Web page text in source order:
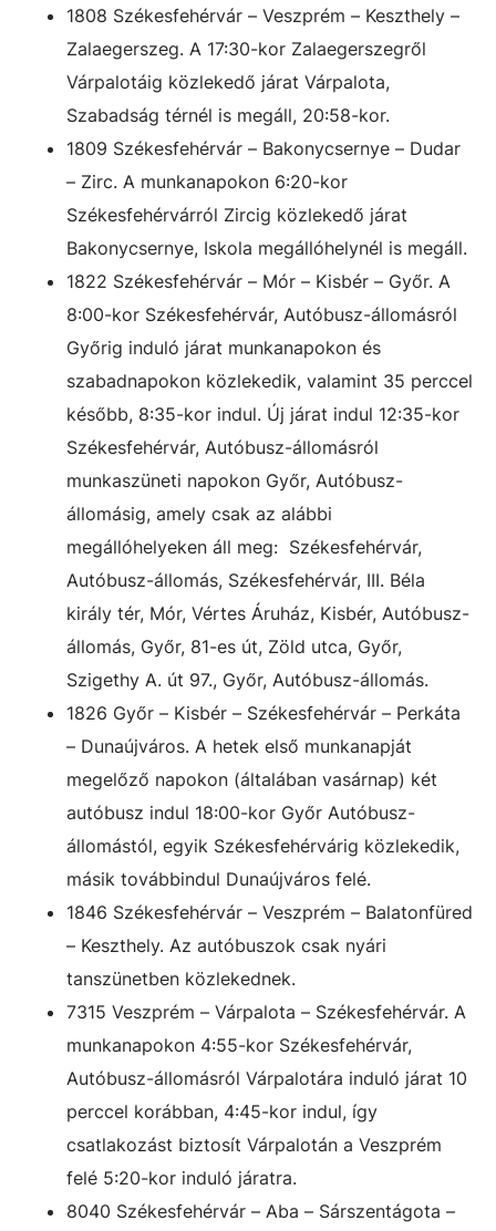
1808 Székesfehérvár – Veszprém – Keszthely –
Zalaegerszeg. A 17:30-kor Zalaegerszegről
Várpalotáig közlekedő járat Várpalota,
Szabadság térnél is megáll, 20:58-kor.
1809 Székesfehérvár – Bakonycsernye – Dudar
– Zirc. A munkanapokon 6:20-kor
Székesfehérvárról Zircig közlekedő járat
Bakonycsernye, Iskola megállóhelynél is megáll.
1822 Székesfehérvár – Mór – Kisbér – Győr. A
8:00-kor Székesfehérvár, Autóbusz-állomásról
Győrig induló járat munkanapokon és
szabadnapokon közlekedik, valamint 35 perccel
később, 8:35-kor indul. Új járat indul 12:35-kor
Székesfehérvár, Autóbusz-állomásról
munkaszüneti napokon Győr, Autóbusz-
állomásig, amely csak az alábbi
megállóhelyeken áll meg: Székesfehérvár,
Autóbusz-állomás, Székesfehérvár, III. Béla
király tér, Mór, Vértes Áruház, Kisbér, Autóbusz-
állomás, Győr, 81-es út, Zöld utca, Győr,
Szigethy A. út 97., Győr, Autóbusz-állomás.
1826 Győr – Kisbér – Székesfehérvár – Perkáta
– Dunaújváros. A hetek első munkanapját
megelőző napokon (általában vasárnap) két
autóbusz indul 18:00-kor Győr Autóbusz-
állomástól, egyik Székesfehérvárig közlekedik,
másik továbbindul Dunaújváros felé.
1846 Székesfehérvár – Veszprém – Balatonfüred
– Keszthely. Az autóbuszok csak nyári
tanszünetben közlekednek.
7315 Veszprém – Várpalota – Székesfehérvár. A
munkanapokon 4:55-kor Székesfehérvár,
Autóbusz-állomásról Várpalotára induló járat 10
perccel korábban, 4:45-kor indul, így
csatlakozást biztosít Várpalotán a Veszprém
felé 5:20-kor induló járatra.
8040 Székesfehérvár – Aba – Sárszentágota –